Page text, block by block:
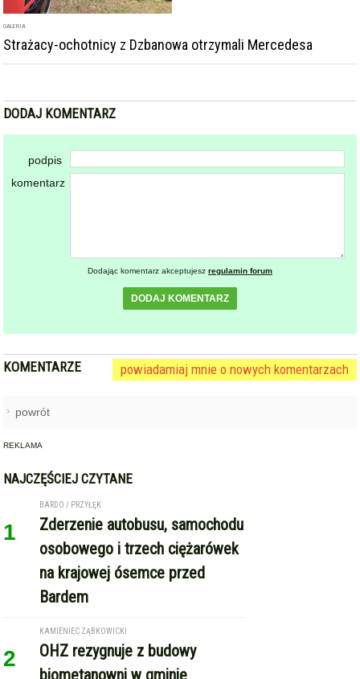
GALERIA
Strażacy-ochotnicy z Dzbanowa otrzymali Mercedesa
DODAJ KOMENTARZ
podpis
komentarz
Dodając komentarz akceptujesz regulamin forum
DODAJ KOMENTARZ
KOMENTARZE powiadamiaj mnie o nowych komentarzach
powrót
REKLAMA
NAJCZĘŚCIEJ CZYTANE
1
BARDO / PRZYŁĘK
Zderzenie autobusu, samochodu
osobowego i trzech ciężarówek
na krajowej ósemce przed
Bardem
2
KAMIENIEC ZĄBKOWICKI
OHZ rezygnuje z budowy
biometanowni w gminie